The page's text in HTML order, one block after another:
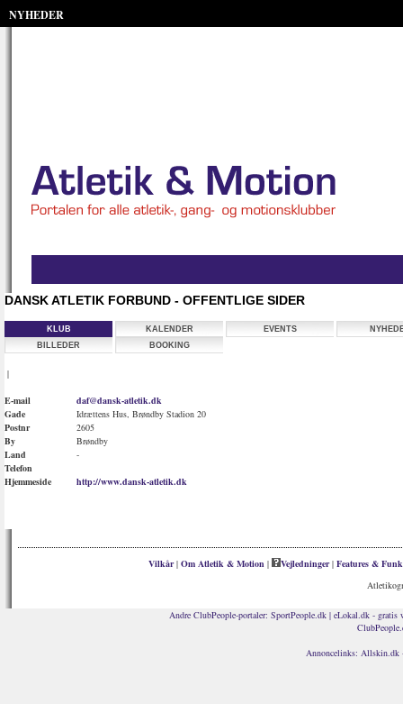
NYHEDER
DANSK ATLETIK FORBUND - OFFENTLIGE SIDER
KLUB KALENDER EVENTS
BILLEDER
BOOKING
|
E-mail
daf@dansk-atletik.dk
Gade
Idrættens Hus, Brøndby Stadion 20
Postnr
2605
By
Brøndby
Land
-
Telefon
Hjemmeside
http://www.dansk-atletik.dk
Vilkår| Om Atletik & Motion | Vejledninger| Features &
Andre ClubPeople-portaler: SportPeople.dk| eLokal.dk - gratis
Annoncelinks: Allskin.dk